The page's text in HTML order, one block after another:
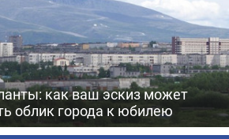
как ваш эскиз может
облик города к юбилею